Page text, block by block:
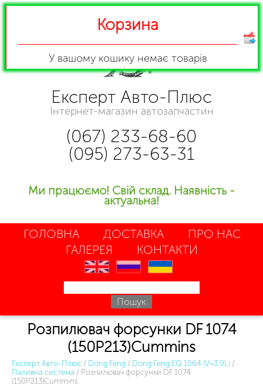
Експерт Авто-Плюс
Інтернет-магазин автозапчастин
(067) 233-68-60
(095) 273-63-31
Ми працюємо! Свій склад. Наявність -
актуальна!
ГОЛОВНА ДОСТАВКА
ПРО НАС
ГАЛЕРЕЯ
КОНТАКТИ
en ru uk
Розпилювач форсунки DF 1074
(150P213)Cummins
Експерт Авто-Плюс / Dong Feng / Dong Feng EQ 1064 (V=3.9L) /
Паливна система / Розпилювач форсунки DF 1074
(150P213)Cummins
Корзина
У вашому кошику немає товарів